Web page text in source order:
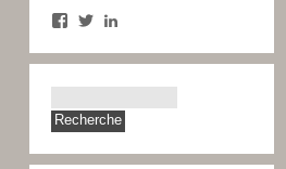
Facebook
Twitter